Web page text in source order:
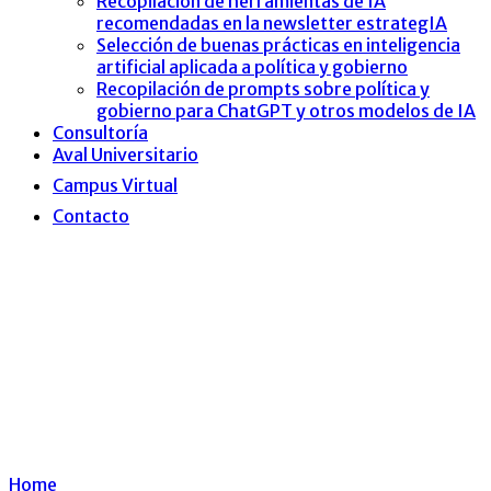
recomendadas en la newsletter estrategIA
Selección de buenas prácticas en inteligencia
artificial aplicada a política y gobierno
Recopilación de prompts sobre política y
gobierno para ChatGPT y otros modelos de IA
Consultoría
Aval Universitario
Campus Virtual
Contacto
Home